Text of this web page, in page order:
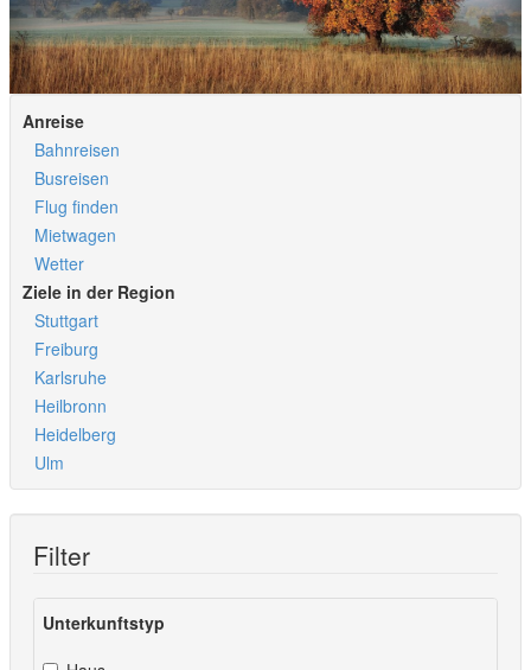
Anreise
Bahnreisen
Busreisen
Flug finden
Mietwagen
Wetter
Ziele in der Region
Stuttgart
Freiburg
Karlsruhe
Heilbronn
Heidelberg
Ulm
Filter
Unterkunftstyp